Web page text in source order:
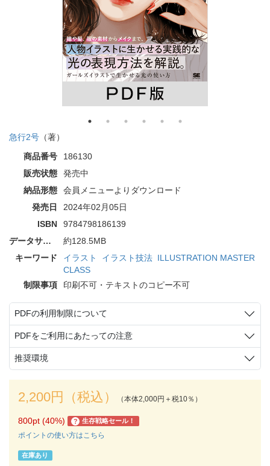
急行2号 （著）
商品番号
186130
販売状態
発売中
納品形態
会員メニューよりダウンロード
発売日
2024年02月05日
ISBN
9784798186139
データサイズ
約128.5MB
キーワード
イラスト イラスト技法 ILLUSTRATION MASTER
CLASS
制限事項
印刷不可・テキストのコピー不可
PDFの利用制限について
PDFをご利用にあたっての注意
推奨環境
2,200円（税込） （本体2,000円＋税10％）
800pt (40%) ? 生存戦略セール！
ポイントの使い方はこちら
在庫あり